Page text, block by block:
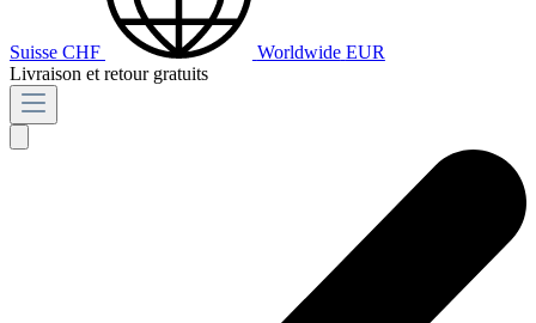
Suisse CHF Worldwide EUR
Livraison et retour gratuits